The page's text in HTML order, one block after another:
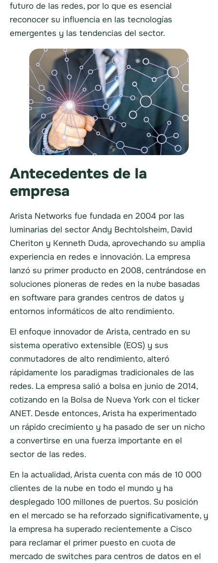
futuro de las redes, por lo que es esencial
reconocer su influencia en las tecnologías
emergentes y las tendencias del sector.
Antecedentes de la
empresa
Arista Networks fue fundada en 2004 por las
luminarias del sector Andy Bechtolsheim, David
Cheriton y Kenneth Duda, aprovechando su amplia
experiencia en redes e innovación. La empresa
lanzó su primer producto en 2008, centrándose en
soluciones pioneras de redes en la nube basadas
en software para grandes centros de datos y
entornos informáticos de alto rendimiento.
El enfoque innovador de Arista, centrado en su
sistema operativo extensible (EOS) y sus
conmutadores de alto rendimiento, alteró
rápidamente los paradigmas tradicionales de las
redes. La empresa salió a bolsa en junio de 2014,
cotizando en la Bolsa de Nueva York con el ticker
ANET. Desde entonces, Arista ha experimentado
un rápido crecimiento y ha pasado de ser un nicho
a convertirse en una fuerza importante en el
sector de las redes.
En la actualidad, Arista cuenta con más de 10 000
clientes de la nube en todo el mundo y ha
desplegado 100 millones de puertos. Su posición
en el mercado se ha reforzado significativamente, y
la empresa ha superado recientemente a Cisco
para reclamar el primer puesto en cuota de
mercado de switches para centros de datos en el